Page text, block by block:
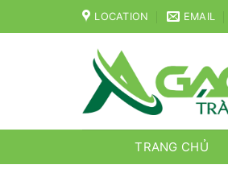
to
LOCATION EMAIL
TRANG CHỦ